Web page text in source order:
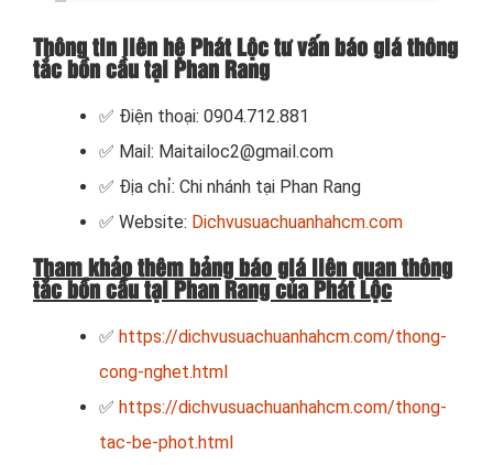
Thông tin liên hệ Phát Lộc tư vấn báo giá thông
tắc bồn cầu tại Phan Rang
✅ Điện thoại: 0904.712.881
✅ Mail: Maitailoc2@gmail.com
✅ Địa chỉ: Chi nhánh tại Phan Rang
✅ Website: Dichvusuachuanhahcm.com
Tham khảo thêm bảng báo giá liên quan thông
tắc bồn cầu tại Phan Rang của Phát Lộc
✅ https://dichvusuachuanhahcm.com/thong-
cong-nghet.html
✅ https://dichvusuachuanhahcm.com/thong-
tac-be-phot.html